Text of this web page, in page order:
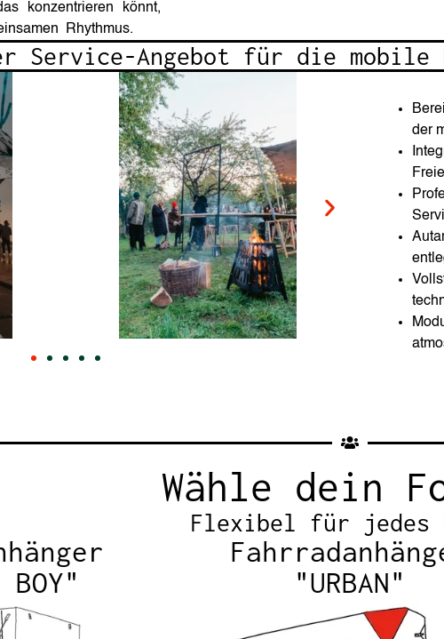
konzentrieren könnt,
Rhythmus.
Service-Angebot für die mobile
der
Wähle dein
Flexibel für jedes
"URBAN"